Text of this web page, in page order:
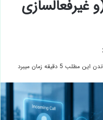
4 روش (و غیرفعالسازی
این مطلب 5 دقیقه زمان میبرد